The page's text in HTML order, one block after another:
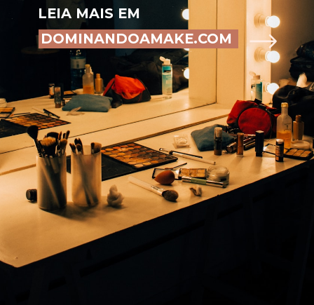
LEIA MAIS EM
DOMINANDOAMAKE.COM